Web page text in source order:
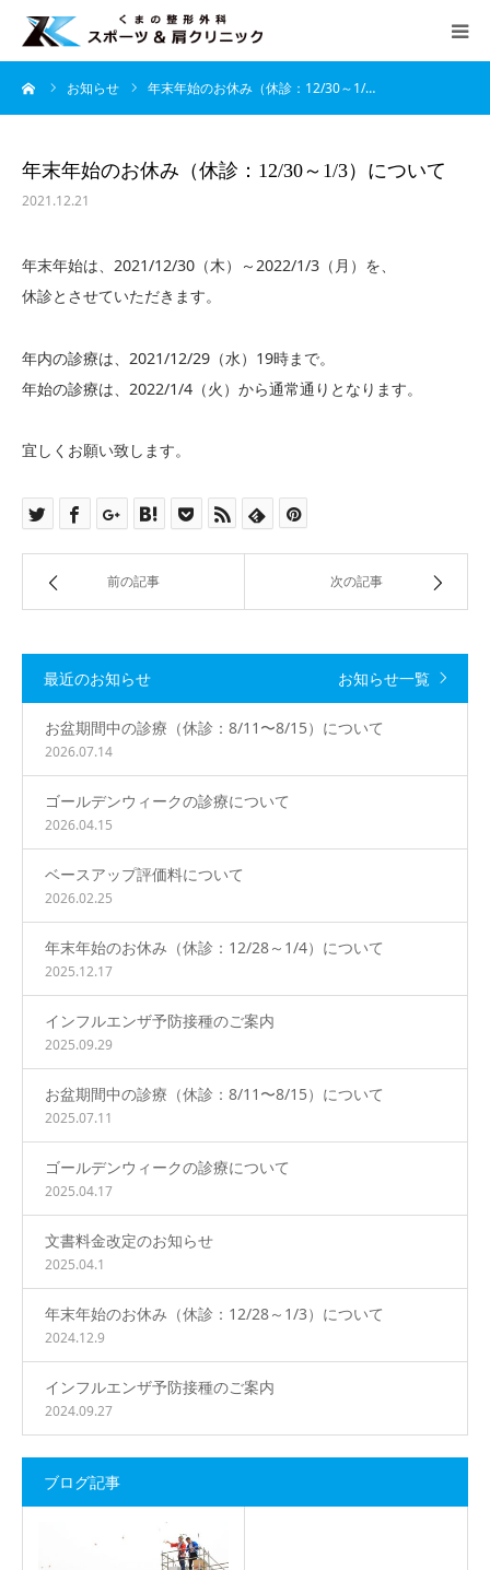
お知らせ 年末年始のお休み（休診：12/30～1/…
年末年始のお休み（休診：12/30～1/3）について
2021.12.21
年末年始は、2021/12/30（木）～2022/1/3（月）を、
休診とさせていただきます。
年内の診療は、2021/12/29（水）19時まで。
年始の診療は、2022/1/4（火）から通常通りとなります。
宜しくお願い致します。
前の記事 次の記事
最近のお知らせ お知らせ一覧
お盆期間中の診療（休診：8/11〜8/15）について
2026.07.14
ゴールデンウィークの診療について
2026.04.15
ベースアップ評価料について
2026.02.25
年末年始のお休み（休診：12/28～1/4）について
2025.12.17
インフルエンザ予防接種のご案内
2025.09.29
お盆期間中の診療（休診：8/11〜8/15）について
2025.07.11
ゴールデンウィークの診療について
2025.04.17
文書料金改定のお知らせ
2025.04.1
年末年始のお休み（休診：12/28～1/3）について
2024.12.9
インフルエンザ予防接種のご案内
2024.09.27
ブログ記事
HOME
よくあるご質問
月
火
○ ○ ○
午後 14：00 − 19：00
○ 休
木曜午後・土曜午後・日曜・祝日
【 お電話 】
092-874-7007